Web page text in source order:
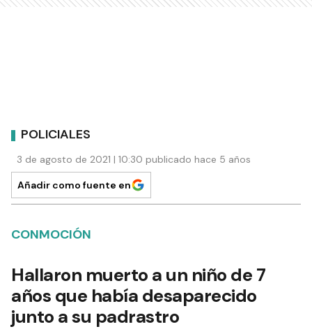
POLICIALES
3 de agosto de 2021 | 10:30 publicado hace 5 años
Añadir como fuente en
CONMOCIÓN
Hallaron muerto a un niño de 7
años que había desaparecido
junto a su padrastro